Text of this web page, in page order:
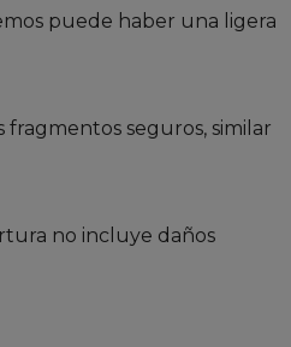
puede haber una ligera
seguros, similar
no incluye daños